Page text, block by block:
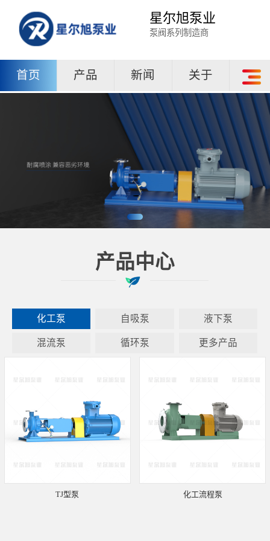
星尔旭泵业
泵阀系列制造商
首页 产品 新闻 关于
产品中心
化工泵 自吸泵 液下泵
混流泵 循环泵 更多产品
TJ型泵 化工流程泵